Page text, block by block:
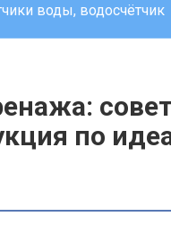
воды, водосчётчик
по